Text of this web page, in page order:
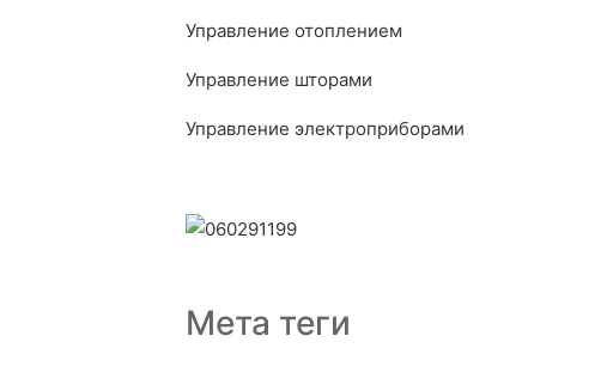
Управление отоплением
Управление шторами
Управление электроприборами
Мета теги